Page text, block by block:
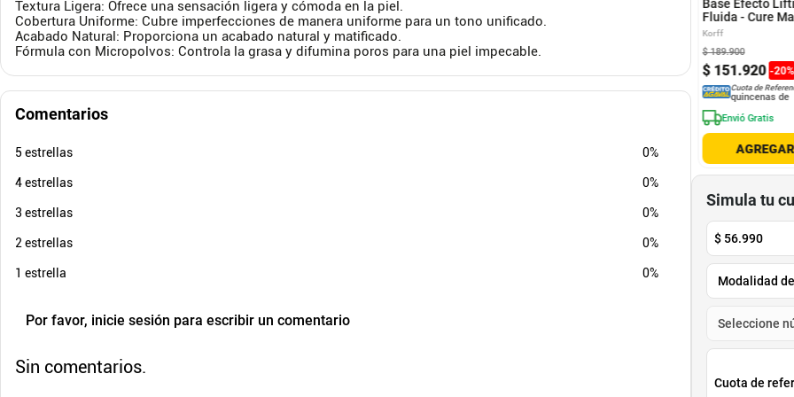
Textura Ligera: Ofrece una sensación ligera y cómoda en la piel.
Cobertura Uniforme: Cubre imperfecciones de manera uniforme para un tono unificado.
Acabado Natural: Proporciona un acabado natural y matificado.
Fórmula con Micropolvos: Controla la grasa y difumina poros para una piel impecable.
Comentarios
5 estrellas 0%
4 estrellas 0%
3 estrellas 0%
2 estrellas 0%
1 estrella 0%
Por favor, inicie sesión para escribir un comentario
Sin comentarios.
Base Efecto
Fluida - Cure
ml - Korff
Korff
$ 151.920 -20%
$ 189.900
Cuota de
quincenas de
Envió Gratis
AGREGAR
Simula tu
$ 56.990
Cuota de